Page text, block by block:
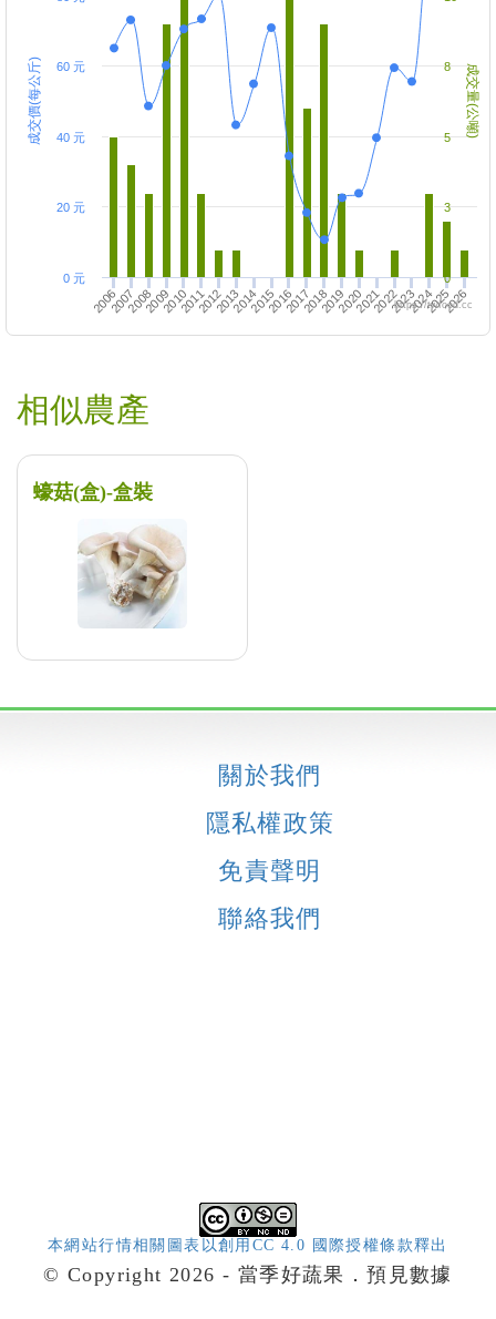
成交價(每公斤) 成交量(公噸)
200620072008200920102011201220132014201520162017201820192020202120222023202420252026
0 元
20 元
40 元
60 元
0
3
5
8
https://twfood.cc
相似農產
蠔菇(盒)-盒裝
關於我們
隱私權政策
免責聲明
聯絡我們
本網站行情相關圖表以創用CC 4.0 國際授權條款釋出
© Copyright 2026 - 當季好蔬果．預見數據